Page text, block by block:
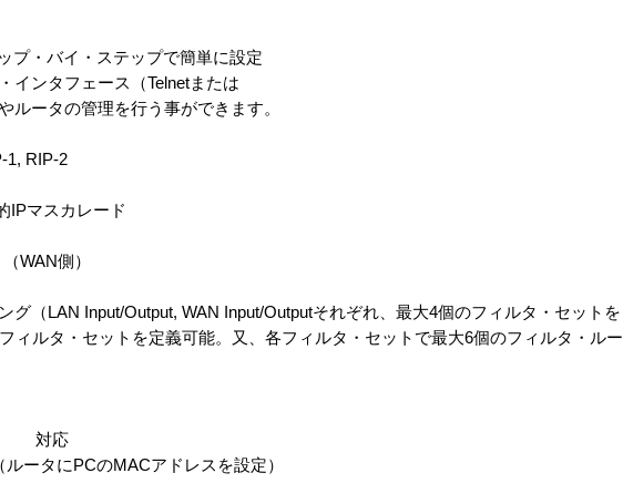
プ・バイ・ステップで簡単に設定
インタフェース（Telnetまたは
ルータの管理を行う事ができます。
1, RIP-2
IPマスカレード
WAN側）
グ（LAN Input/Output, WAN Input/Outputそれぞれ、最大4個のフィルタ・セットを
ィルタ・セットを定義可能。又、各フィルタ・セットで最大6個のフィルタ・ルー
： 対応
ータにPCのMACアドレスを設定）